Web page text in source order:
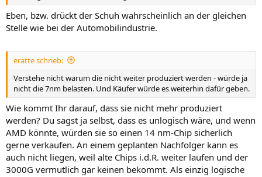
Eben, bzw. drückt der Schuh wahrscheinlich an der gleichen
Stelle wie bei der Automobilindustrie.
eratte schrieb:
Verstehe nicht warum die nicht weiter produziert werden - würde ja
nicht die 7nm belasten. Und Käufer würde es weiterhin dafür geben.
Wie kommt Ihr darauf, dass sie nicht mehr produziert
werden? Du sagst ja selbst, dass es unlogisch wäre, und wenn
AMD könnte, würden sie so einen 14 nm-Chip sicherlich
gerne verkaufen. An einem geplanten Nachfolger kann es
auch nicht liegen, weil alte Chips i.d.R. weiter laufen und der
3000G vermutlich gar keinen bekommt. Als einzig logische